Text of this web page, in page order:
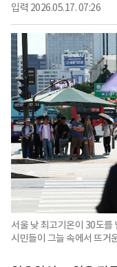
입력 2026.05.17. 07:26
서울 낮 최고기온이 30도를
시민들이 그늘 속에서 뜨거